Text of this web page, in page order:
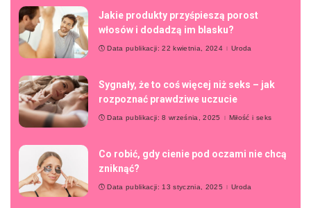
Jakie produkty przyśpieszą porost
włosów i dodadzą im blasku?
Data publikacji: 22 kwietnia, 2024 Uroda
Sygnały, że to coś więcej niż seks – jak
rozpoznać prawdziwe uczucie
Data publikacji: 8 września, 2025 Miłość i seks
Co robić, gdy cienie pod oczami nie chcą
zniknąć?
Data publikacji: 13 stycznia, 2025 Uroda